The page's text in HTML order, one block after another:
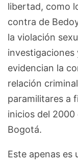
libertad, como
contra de
la violación
evidencian la
relación
paramilitares a
inicios del 2000
Bogotá.
Este apenas es